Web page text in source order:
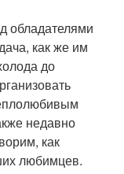
обладателями
как же им
до
недавно
как
любимцев.